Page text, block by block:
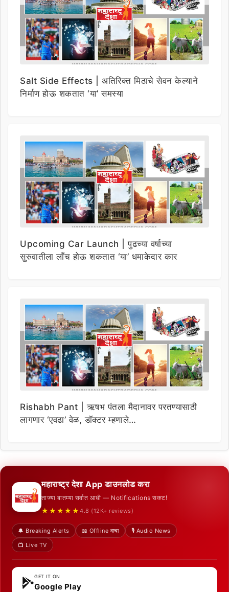
Salt Side Effects | अतिरिक्त मिठाचे सेवन केल्याने
निर्माण होऊ शकतात ‘या’ समस्या
Upcoming Car Launch | पुढच्या वर्षाच्या
सुरुवातीला लाँच होऊ शकतात ‘या’ धमाकेदार कार
Rishabh Pant | ऋषभ पंतला मैदानावर परतण्यासाठी
लागणार ‘एवढा’ वेळ, डॉक्टर म्हणाले…
महाराष्ट्र देशा App डाउनलोड करा
ताज्या बातम्या सर्वात आधी — Notifications सकट!
★★★★★ 4.8 (12K+ reviews)
🔔 Breaking Alerts 📖 Offline वाचा
🎙️ Audio News
📺 Live TV
GET IT ON
Google Play